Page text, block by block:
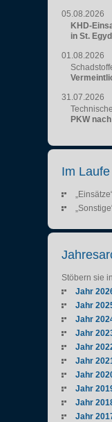
05.08.2026
KHD-
in St.
01.08.2026
31.07.2026
PKW
Im
Stöbern sie
Jahr
Jahr
Jahr
Jahr
Jahr
Jahr
Jahr
Jahr
Jahr
Jahr